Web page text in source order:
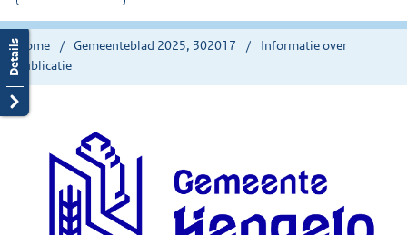
hier:
Home Gemeenteblad 2025, 302017
Informatie over
publicatie